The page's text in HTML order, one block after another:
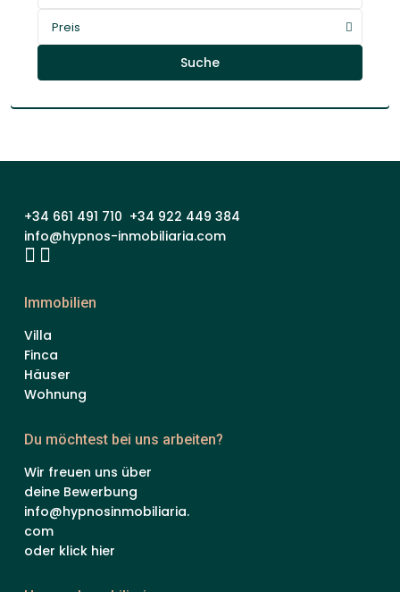
Preis
Suche
+34 661 491 710 +34 922 449 384
info@hypnos-inmobiliaria.com
Immobilien
Villa
Finca
Häuser
Wohnung
Du möchtest bei uns arbeiten?
Wir freuen uns über
deine Bewerbung
info@hypnosinmobiliaria.
com
oder klick hier